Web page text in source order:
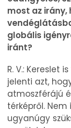
most az irány,
globális
iránt?
R. V.: Kereslet
jelenti azt,
atmoszférájú
térképről. Nem
ugyanúgy